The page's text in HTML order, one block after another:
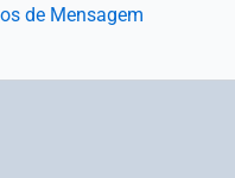
de Mensagem